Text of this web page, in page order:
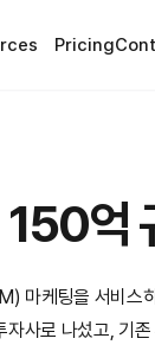
Pricing
억
마케팅을 서비
사로 나섰고, 기